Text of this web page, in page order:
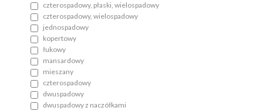
czterospadowy, płaski, wielospadowy
czterospadowy, wielospadowy
jednospadowy
kopertowy
łukowy
mansardowy
mieszany
czterospadowy
dwuspadowy
dwuspadowy z naczółkami